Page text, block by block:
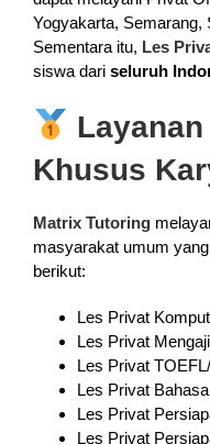
Yogyakarta, Semarang,
Sementara itu, Les
siswa dari seluruh
Khusus
Matrix Tutoring
masyarakat umum
berikut:
Les Privat
Les Privat Mengaji
Les Privat
Les Privat
Les Privat
Les Privat